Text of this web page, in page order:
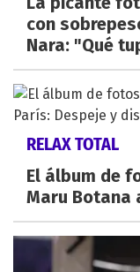
con
Nara: "Qué
RELAX TOTAL
El álbum de
Maru Botana